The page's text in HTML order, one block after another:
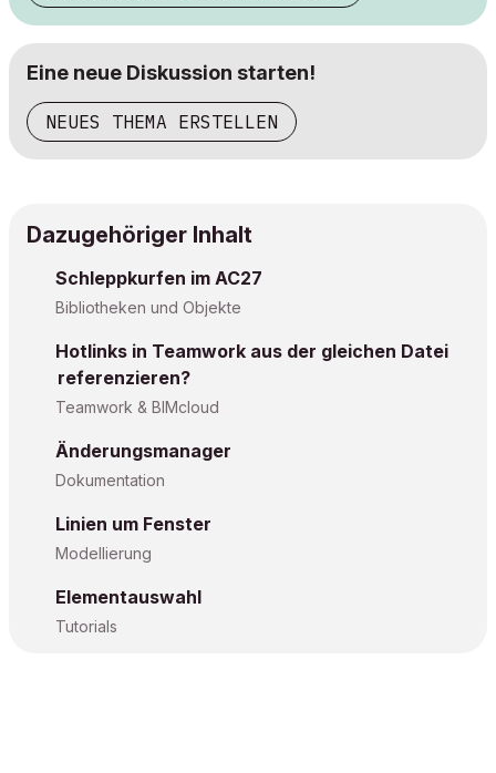
Eine neue Diskussion starten!
NEUES THEMA ERSTELLEN
Dazugehöriger Inhalt
Schleppkurfen im AC27
Bibliotheken und Objekte
Hotlinks in Teamwork aus der gleichen Datei
referenzieren?
Teamwork & BIMcloud
Änderungsmanager
Dokumentation
Linien um Fenster
Modellierung
Elementauswahl
Tutorials